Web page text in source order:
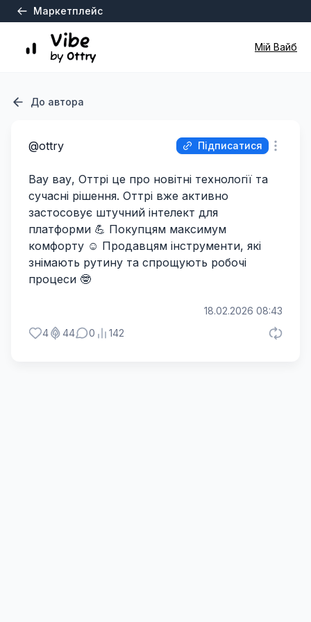
Маркетплейс
Мій Вайб
До автора
@ottry Підписатися
Вау вау, Оттрі це про новітні технології та
сучасні рішення. Оттрі вже активно
застосовує штучний інтелект для
платформи 💪 Покупцям максимум
комфорту ☺️ Продавцям інструменти, які
знімають рутину та спрощують робочі
процеси 🤓
18.02.2026 08:43
4
44 0 142